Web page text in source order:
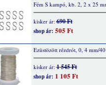
Fém S kampó, kb. 2, 2 x 25
kisker ár:690 Ft
shop ár: 505 Ft
Ezüstözött rézdrót, 0, 4 mm/
kisker ár:1 545 Ft
shop ár: 1 105 Ft